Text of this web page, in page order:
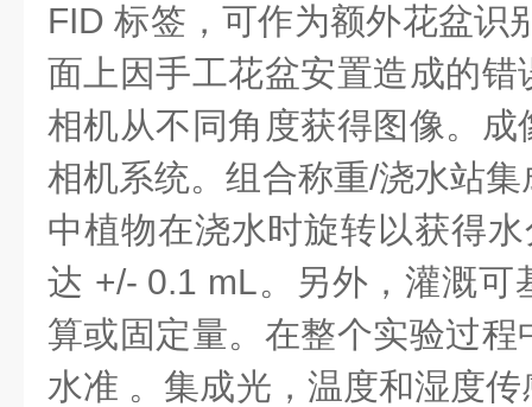
FID 标签，可作为额外花盆识
面上因手工花盆安置造成的
相机从不同角度获得图像。
相机系统。组合称重/浇水站
中植物在浇水时旋转以获得
达 +/- 0.1 mL。另外，灌溉可
算或固定量。在整个实验过
水准 。集成光，温度和湿度